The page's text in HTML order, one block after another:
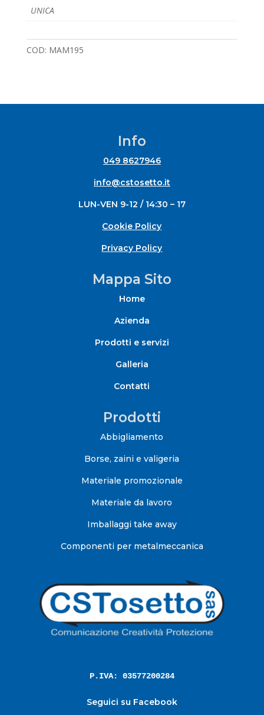
UNICA
COD: MAM195
Info
049 8627946
info@cstosetto.it
LUN-VEN 9-12 / 14:30 – 17
Cookie Policy
Privacy Policy
Mappa Sito
Home
Azienda
Prodotti e servizi
Galleria
Contatti
Prodotti
Abbigliamento
Borse, zaini e valigeria
Materiale promozionale
Materiale da lavoro
Imballaggi take away
Componenti per metalmeccanica
P.IVA: 03577200284
Seguici su Facebook